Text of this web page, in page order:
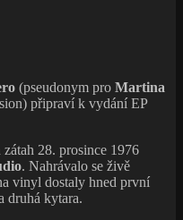
(pseudonym pro Martina
připraví k vydání EP
28. prosince 1976
. Nahrávalo se živě
vinyl dostaly hned první
druhá kytara.